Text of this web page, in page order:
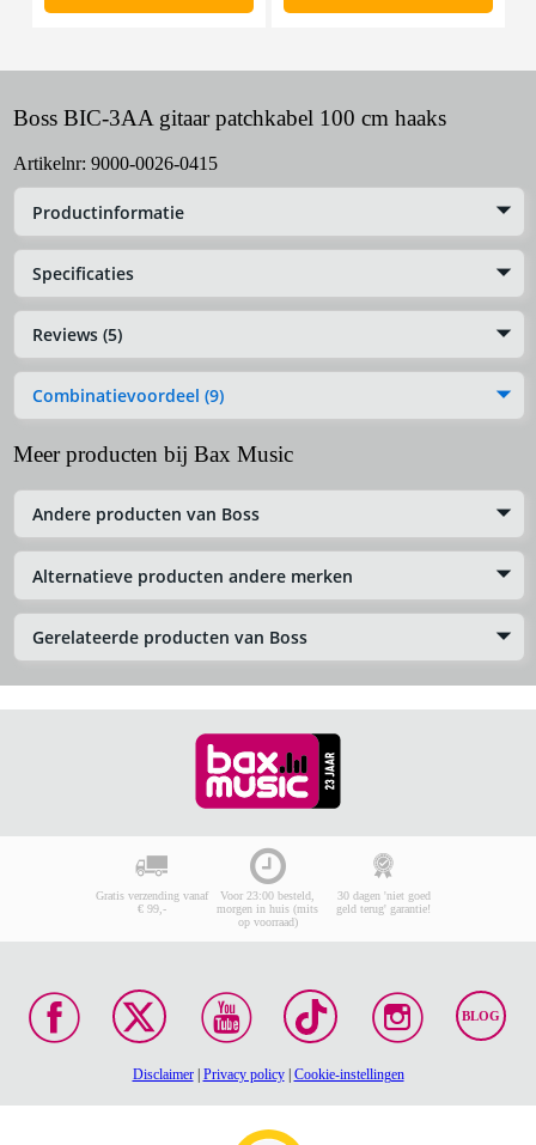
Boss BIC-3AA gitaar patchkabel 100 cm haaks
Artikelnr: 9000-0026-0415
Productinformatie
Specificaties
Reviews (5)
Combinatievoordeel (9)
Meer producten bij Bax Music
Andere producten van Boss
Alternatieve producten andere merken
Gerelateerde producten van Boss
Gratis verzending vanaf
€ 99,-
Voor 23:00 besteld,
morgen in huis (mits
op voorraad)
30 dagen 'niet goed
geld terug' garantie!
BLOG
Disclaimer| Privacy policy| Cookie-instellingen